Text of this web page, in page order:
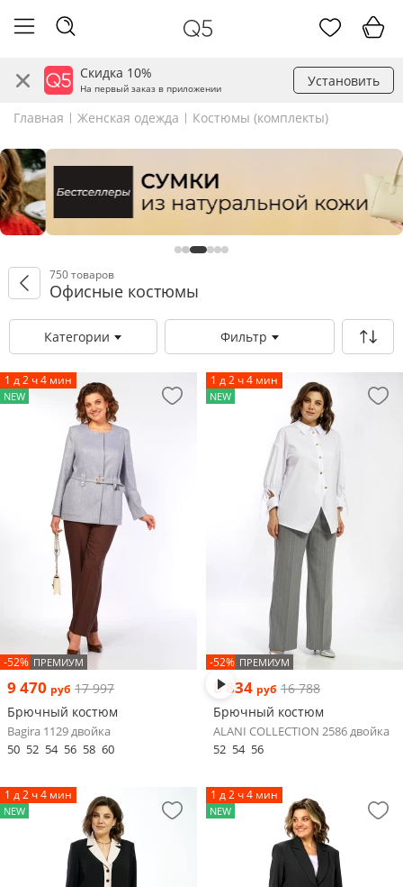
Скидка 10%
На первый заказ в приложении Установить
Главная Женская одежда Костюмы (комплекты)
750 товаров
Офисные костюмы
Категории Фильтр
1 д 2 ч 4 мин
NEW
-52% ПРЕМИУМ
9 470 руб 17 997
Брючный костюм
Bagira 1129 двойка
50 52 54 56 58 60
1 д 2 ч 4 мин
NEW
-52% ПРЕМИУМ
8 834 руб 16 788
Брючный костюм
ALANI COLLECTION 2586 двойка
52 54 56
1 д 2 ч 4 мин
NEW
1 д 2 ч 4 мин
NEW